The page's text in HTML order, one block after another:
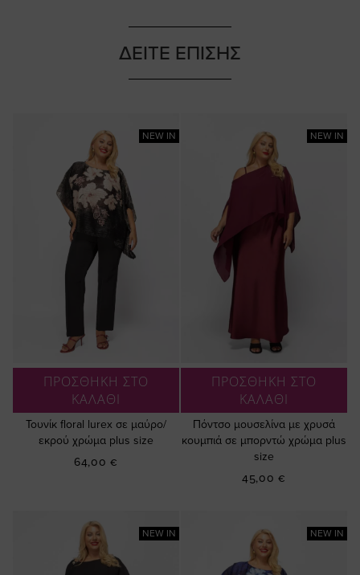
NEW IN
ΠΡΟΣΘΗΚΗ ΣΤΟ
ΚΑΛΑΘΙ
Τουνίκ floral lurex σε μαύρο/
εκρού χρώμα plus size
64,00 €
NEW IN
ΠΡΟΣΘΗΚΗ ΣΤΟ
ΚΑΛΑΘΙ
Πόντσο μουσελίνα με χρυσά
κουμπιά σε μπορντώ χρώμα plus
size
45,00 €
NEW IN NEW IN
ΔΕΙΤΕ ΕΠΙΣΗΣ